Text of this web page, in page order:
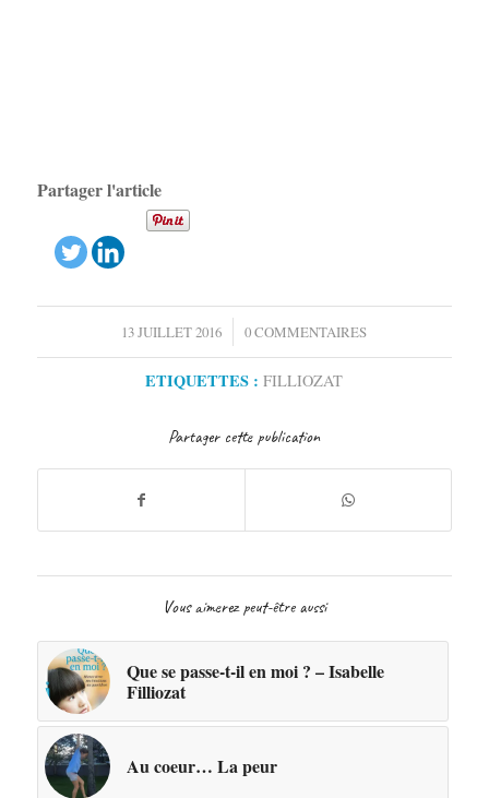
Partager l'article
13 JUILLET 2016
/ 0 COMMENTAIRES
ETIQUETTES : FILLIOZAT
Partager cette publication
Vous aimerez peut-être aussi
Que se passe-t-il en moi ? – Isabelle
Filliozat
Au coeur… La peur